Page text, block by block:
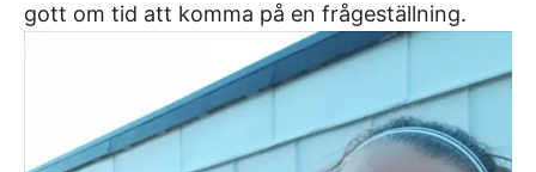
gott om tid att komma på en frågeställning.